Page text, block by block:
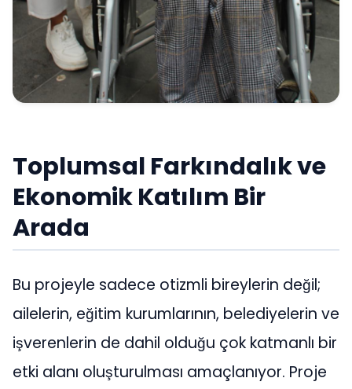
Toplumsal Farkındalık ve
Ekonomik Katılım Bir
Arada
Bu projeyle sadece otizmli bireylerin değil;
ailelerin, eğitim kurumlarının, belediyelerin ve
işverenlerin de dahil olduğu çok katmanlı bir
etki alanı oluşturulması amaçlanıyor. Proje